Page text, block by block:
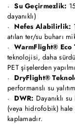
Su Geçirmezlik:
dayanıklı)
Nefes Alabilirlik:
atılan ter/su buharı
WarmFlight® Eco
teknolojisi, daha
PET şişelerden
DryFlight®
performanslı su
DWR: Dayanıklı
(veya hidrofobik)
kaplamadır.